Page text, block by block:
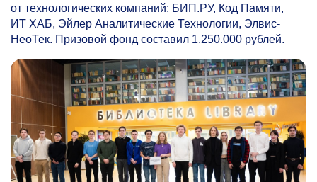
от технологических компаний: БИП.РУ, Код Памяти,
ИТ ХАБ, Эйлер Аналитические Технологии, Элвис-
НеоТек. Призовой фонд составил 1.250.000 рублей.